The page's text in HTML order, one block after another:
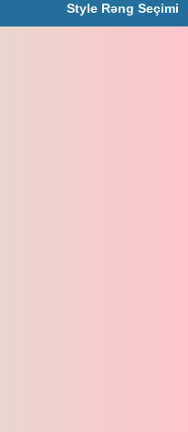
Style Rəng Seçimi